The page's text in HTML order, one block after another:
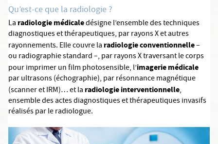
Qu’est-ce que la radiologie ?
La radiologie médicaledésigne l’ensemble des techniques
diagnostiques et thérapeutiques, par rayons X et autres
rayonnements. Elle couvre la radiologie conventionnelle–
ou radiographie standard –, par rayons X traversant le corps
pour imprimer un film photosensible, l’imagerie médicale
par ultrasons (échographie), par résonnance magnétique
(scanner et IRM)… et la radiologie interventionnelle,
ensemble des actes diagnostiques et thérapeutiques invasifs
réalisés par le radiologue.